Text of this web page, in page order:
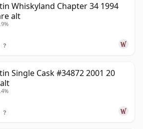
Whiskyland Chapter 34 1994
alt
?
Single Cask #34872 2001 20
?